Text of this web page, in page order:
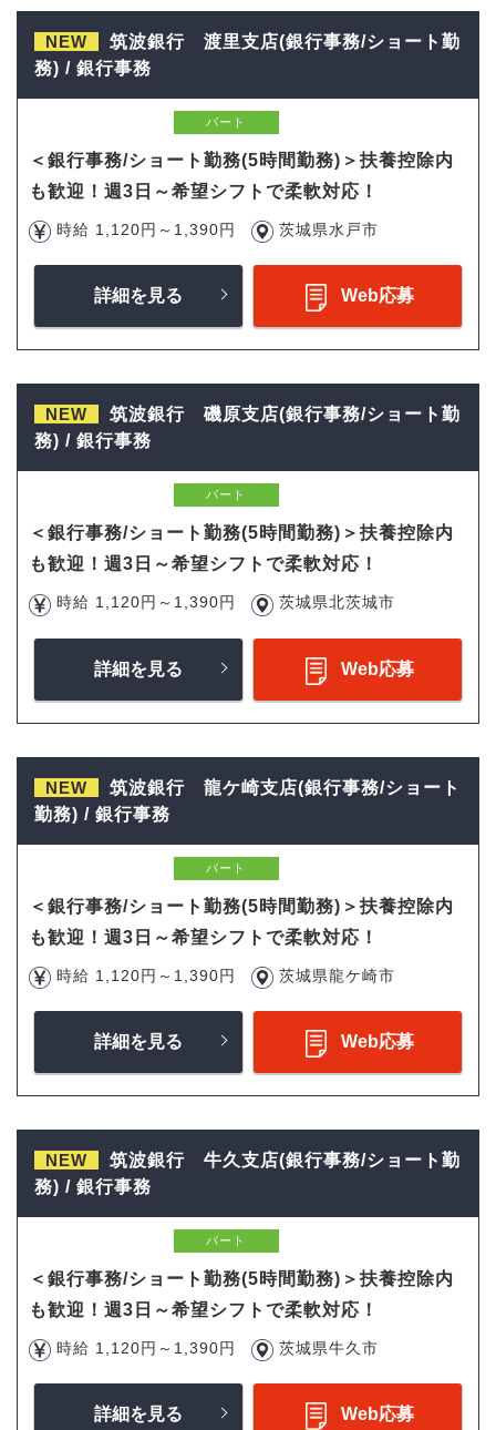
NEW
筑波銀行 渡里支店(銀行事務/ショート勤
務) / 銀行事務
パート
＜銀行事務/ショート勤務(5時間勤務)＞扶養控除内
も歓迎！週3日～希望シフトで柔軟対応！
時給 1,120円～1,390円 茨城県水戸市
詳細を見る Web応募
NEW
筑波銀行 磯原支店(銀行事務/ショート勤
務) / 銀行事務
パート
＜銀行事務/ショート勤務(5時間勤務)＞扶養控除内
も歓迎！週3日～希望シフトで柔軟対応！
時給 1,120円～1,390円 茨城県北茨城市
詳細を見る Web応募
NEW
筑波銀行 龍ケ崎支店(銀行事務/ショート
勤務) / 銀行事務
パート
＜銀行事務/ショート勤務(5時間勤務)＞扶養控除内
も歓迎！週3日～希望シフトで柔軟対応！
時給 1,120円～1,390円 茨城県龍ケ崎市
詳細を見る Web応募
NEW
筑波銀行 牛久支店(銀行事務/ショート勤
務) / 銀行事務
パート
＜銀行事務/ショート勤務(5時間勤務)＞扶養控除内
も歓迎！週3日～希望シフトで柔軟対応！
時給 1,120円～1,390円 茨城県牛久市
詳細を見る Web応募